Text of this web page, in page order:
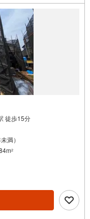
徒歩15分
満）
2